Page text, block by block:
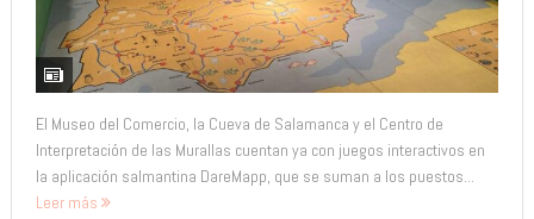
El Museo del Comercio, la Cueva de Salamanca y el Centro de
Interpretación de las Murallas cuentan ya con juegos interactivos en
la aplicación salmantina DareMapp, que se suman a los puestos...
Leer más